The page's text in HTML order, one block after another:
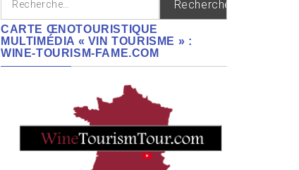
CARTE ŒNOTOURISTIQUE
MULTIMÉDIA « VIN TOURISME » :
WINE-TOURISM-FAME.COM